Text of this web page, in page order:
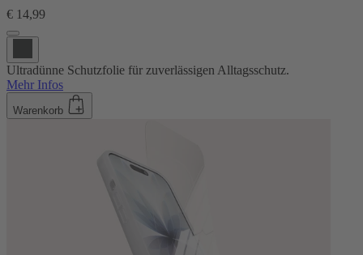
€ 14,99
Ultradünne Schutzfolie für zuverlässigen Alltagsschutz.
Mehr Infos
Warenkorb